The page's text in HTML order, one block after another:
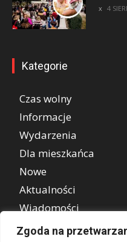
Zgoda na
4
Kategorie
Czas wolny
Informacje
Wydarzenia
Dla mieszkańca
Nowe
Aktualności
Wiadomości
REKLAMA